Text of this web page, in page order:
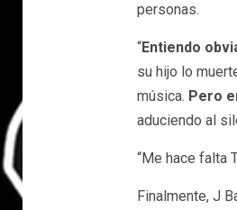
personas.
“Entiendo
su hijo lo
música. Pero
aduciendo al
“Me hace falta
Finalmente, J